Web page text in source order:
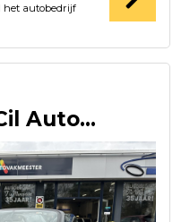
het autobedrijf
Roadster 2.2i 6-Cil Automaat Sport Line Widebody